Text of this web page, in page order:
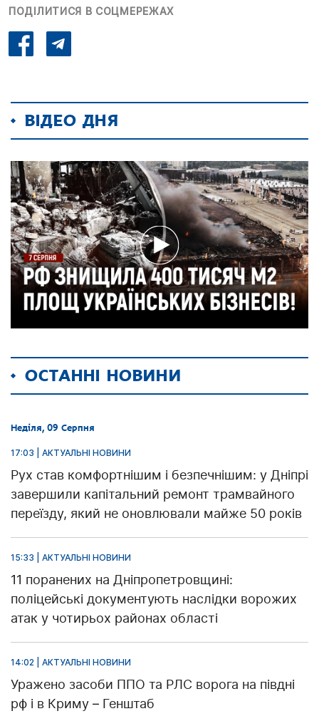
ПОДІЛИТИСЯ В СОЦМЕРЕЖАХ
ВІДЕО ДНЯ
ОСТАННІ НОВИНИ
Неділя, 09 Серпня
17:03 | АКТУАЛЬНІ НОВИНИ
Рух став комфортнішим і безпечнішим: у Дніпрі
завершили капітальний ремонт трамвайного
переїзду, який не оновлювали майже 50 років
15:33 | АКТУАЛЬНІ НОВИНИ
11 поранених на Дніпропетровщині:
поліцейські документують наслідки ворожих
атак у чотирьох районах області
14:02 | АКТУАЛЬНІ НОВИНИ
Уражено засоби ППО та РЛС ворога на півдні
рф і в Криму – Генштаб